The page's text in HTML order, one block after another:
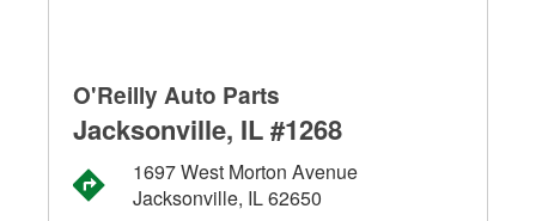
O'Reilly Auto Parts
Jacksonville, IL #1268
1697 West Morton Avenue
Jacksonville, IL 62650